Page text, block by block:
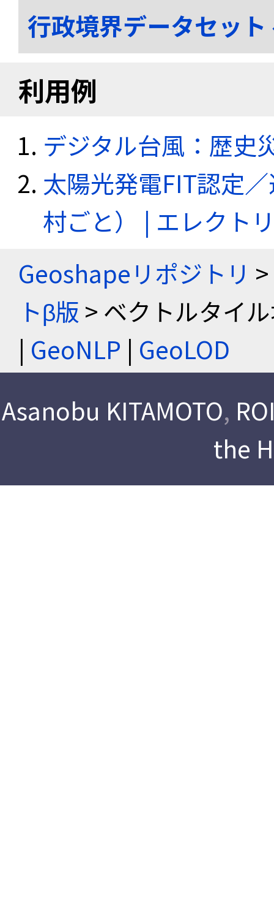
行政境界データセッ
利用例
デジタル台風：歴史
太陽光発電FIT認定
村ごと） | エレクト
Geoshapeリポジトリ >
トβ版 > ベクトルタイ
| GeoNLP | GeoLOD
Asanobu KITAMOTO,
the